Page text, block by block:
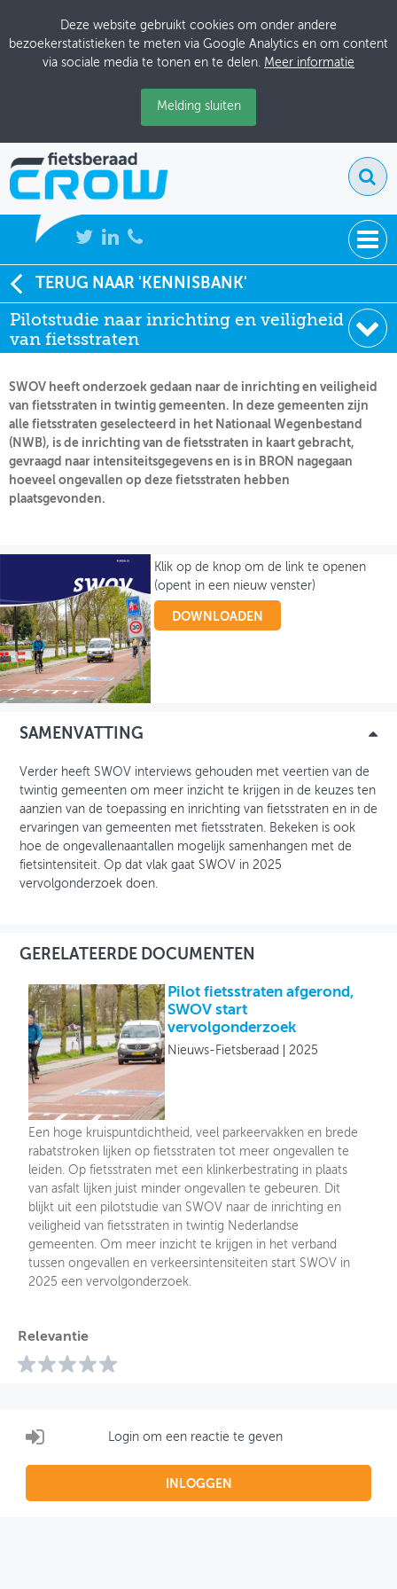
Deze website gebruikt cookies om onder andere
bezoekerstatistieken te meten via Google Analytics en om content
via sociale media te tonen en te delen. Meer informatie
Melding sluiten
NIEUWS
BIJEENKOMSTEN
KENNISBANK
ADRESSENBOEK
OVER FIETSBERAAD
THEMASITES
MIJN PROFIEL
TERUG NAAR 'KENNISBANK'
Pilotstudie naar inrichting en veiligheid
van fietsstraten
Soort:
Onderzoeksrapporten
Uitgever:
SWOV
Datum:
04-03-2025
SWOV heeft onderzoek gedaan naar de inrichting en veiligheid
van fietsstraten in twintig gemeenten. In deze gemeenten zijn
alle fietsstraten geselecteerd in het Nationaal Wegenbestand
(NWB), is de inrichting van de fietsstraten in kaart gebracht,
gevraagd naar intensiteitsgegevens en is in BRON nagegaan
hoeveel ongevallen op deze fietsstraten hebben
plaatsgevonden.
Klik op de knop om de link te openen
(opent in een nieuw venster)
DOWNLOADEN
SAMENVATTING
Verder heeft SWOV interviews gehouden met veertien van de
twintig gemeenten om meer inzicht te krijgen in de keuzes ten
aanzien van de toepassing en inrichting van fietsstraten en in de
ervaringen van gemeenten met fietsstraten. Bekeken is ook
hoe de ongevallenaantallen mogelijk samenhangen met de
fietsintensiteit. Op dat vlak gaat SWOV in 2025
vervolgonderzoek doen.
GERELATEERDE DOCUMENTEN
Pilot fietsstraten afgerond,
SWOV start
vervolgonderzoek
Nieuws-Fietsberaad 2025
Een hoge kruispuntdichtheid, veel parkeervakken en brede
rabatstroken lijken op fietsstraten tot meer ongevallen te
leiden. Op fietsstraten met een klinkerbestrating in plaats
van asfalt lijken juist minder ongevallen te gebeuren. Dit
blijkt uit een pilotstudie van SWOV naar de inrichting en
veiligheid van fietsstraten in twintig Nederlandse
gemeenten. Om meer inzicht te krijgen in het verband
tussen ongevallen en verkeersintensiteiten start SWOV in
2025 een vervolgonderzoek.
Relevantie
Login om een reactie te geven
INLOGGEN